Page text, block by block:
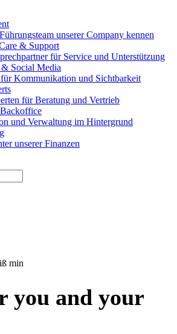
unserer Company kennen
& Support
für Service und Unterstützung
Social Media
Kommunikation und Sichtbarkeit
für Beratung und Vertrieb
und Verwaltung im Hintergrund
unserer Finanzen
you and your